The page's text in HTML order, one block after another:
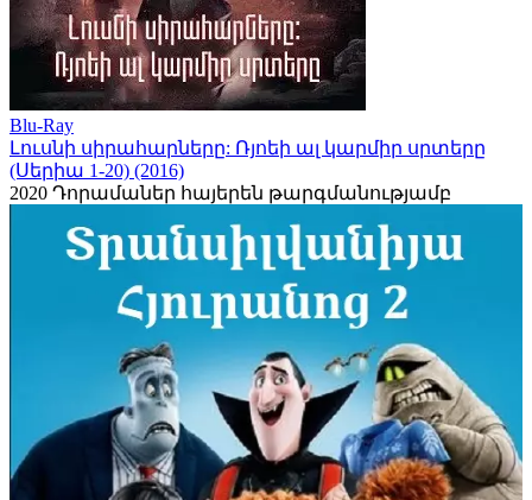
Blu-Ray
Լուսնի սիրահարները: Ռյոեի ալ կարմիր սրտերը
(Սերիա 1-20) (2016)
2020 Դորամաներ հայերեն թարգմանությամբ